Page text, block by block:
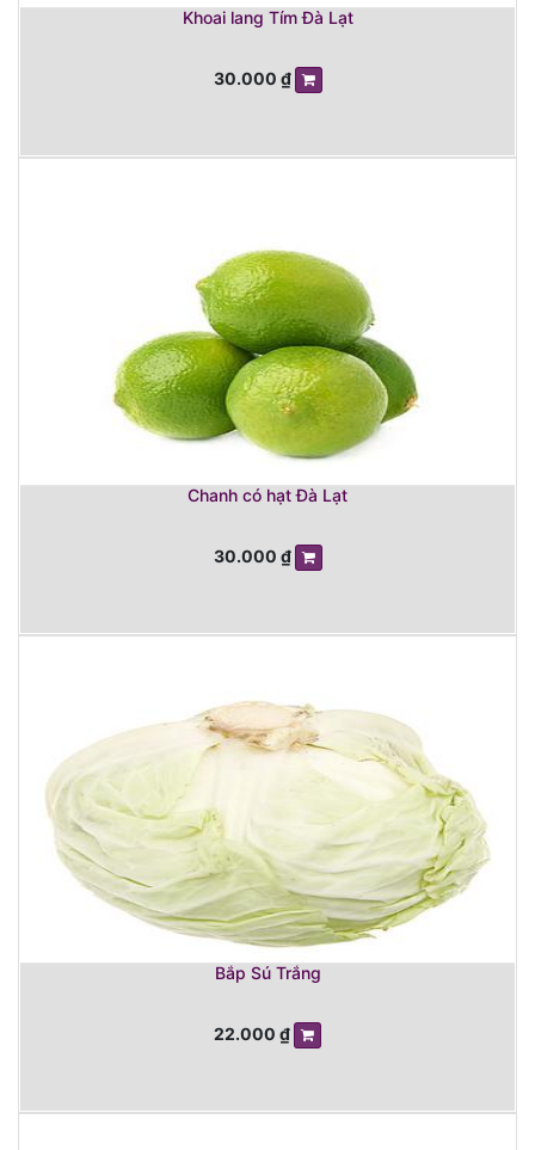
Khoai lang Tím Đà Lạt
30.000 ₫
Chanh có hạt Đà Lạt
30.000 ₫
Bắp Sú Trắng
22.000 ₫